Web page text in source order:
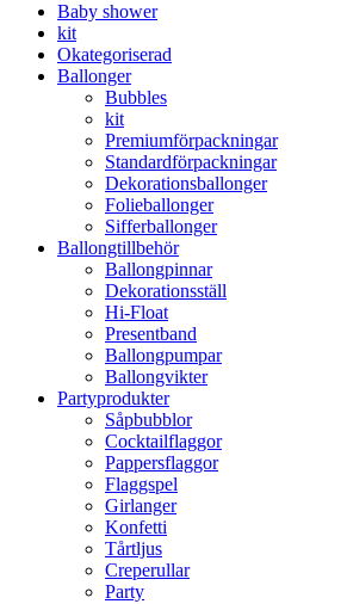
Baby shower
kit
Okategoriserad
Ballonger
Bubbles
kit
Premium­förpackningar
Standard­­förpackningar
Dekorations­ballonger
Folie­­­ballonger
Siffer­­ballonger
Ballong­tillbehör
Ballongpinnar
Dekorationsställ
Hi-Float
Presentband
Ballongpumpar
Ballong­vikter
Party­­produkter
Såpbubblor
Cocktail­flaggor
Pappers­flaggor
Flaggspel
Girlanger
Konfetti
Tårtljus
Creperullar
Party